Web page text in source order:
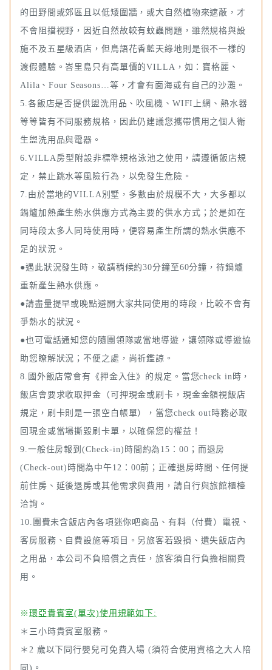
的田野間或郊區且以低矮圍牆，或大自然植物來遮蔽，才
不會阻擋視野，因近自然故較有蚊蟲問題，雖然規格與設
施不及五星級酒店，但鳥語花香藍天綠地則是很不一樣的
渡假體驗。峇里島只有高單價的VILLA，如：寶格麗、
Alila、Four Seasons…等，才會有面海或有自己的沙灘。
5.各飯店是否提供盥洗用品、吹風機、WIFI上網、熱水器
等等皆有不同服務規格，因此仍建議您攜帶慣用之個人衛
生盥洗用品與電器。
6.VILLA房型附設非標準規格泳池之使用，請遵循飯店規
定，禁止跳水等風險行為，以免發生危險。
7.由於當地的VILLA別墅，多數由於規模不大，大多都以
鍋爐加熱產生熱水供應方式為主要的供水方式；於是如在
同時段太多人同時使用時，便容易產生所謂的熱水供應不
足的狀況。
●遇此狀況發生時，敬請稍候約30分鐘至60分鐘，待鍋爐
重新產生熱水供應。
●請盡量提早或晚點避開大家共同使用的時段，比較不會有
爭熱水的狀況。
●也可電話通知您的隨團領隊或當地導遊，讓領隊或導遊協
助您瞭解狀況；不便之處，尚祈鑑諒。
8.國外飯店常會有《押金入住》的規定。當您check in時，
飯店會要求收取押金（可押現金或刷卡，現金金額視飯店
規定，刷卡則是一張空白帳單），當您check out時務必取
回現金或當場撕毀刷卡單，以確保您的權益！
9.一般住房報到(Check-in)時間約為15：00；而退房
(Check-out)時間為中午12：00前；正確退房時間、任何提
前住房、延後退房或其他需求與費用，請自行與旅館櫃檯
洽詢。
10.團費未含飯店內各項迷你吧商品、有料（付費）電視、
客房服務、自費設施等項目。另旅客若毀損、遺失飯店內
之用品，本公司不負賠償之責任，旅客須自行負擔相關費
用。
※ 環亞貴賓室(單次)使用規範如下:
＊三小時貴賓室服務。
＊2 歲以下同行嬰兒可免費入場 (須符合使用資格之大人陪
同)。